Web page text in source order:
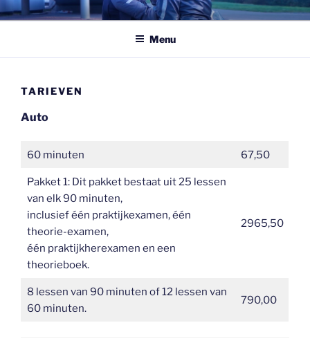
Ga
naar
inhoud
VERKEERSOPLEIDING AUTO
Menu
TARIEVEN
Auto
60 minuten 67,50
Pakket 1: Dit pakket bestaat uit 25 lessen
van elk 90 minuten,
inclusief één praktijkexamen, één
theorie-examen,
één praktijkherexamen en een
theorieboek.
2965,50
8 lessen van 90 minuten of 12 lessen van
60 minuten.
790,00